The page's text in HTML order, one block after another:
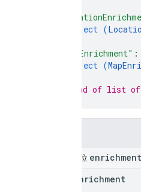
object (
"mapEnrichment" :
object (
// End of list
聯集欄位 enrichment
Enrichment